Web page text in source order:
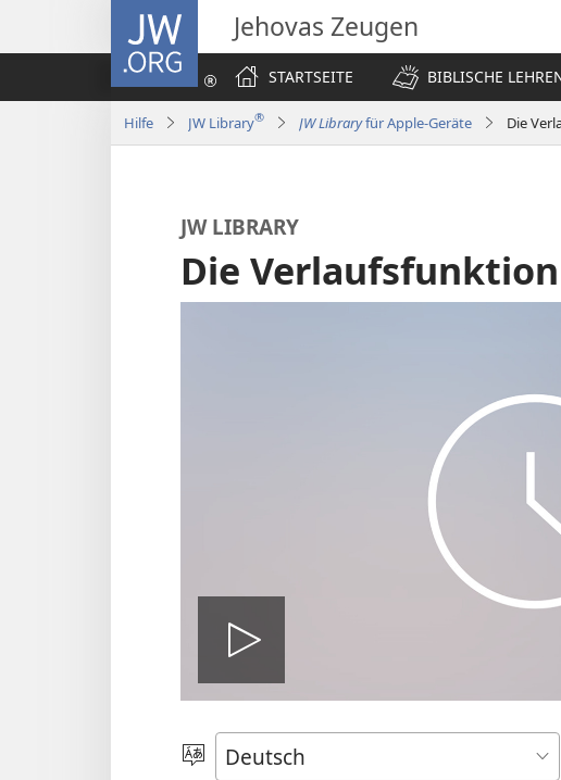
JW.ORG Jehovas Zeugen
STARTSEITE
BIBLISCHE
Hilfe JW Library® JW Libraryfür Apple-Geräte Die
JW LIBRARY
Die
Video
abspielen
Sprache